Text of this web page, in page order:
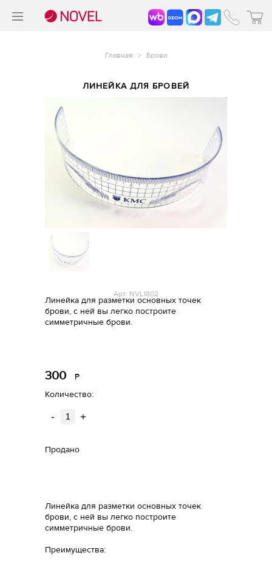
Главная > Брови
ЛИНЕЙКА ДЛЯ БРОВЕЙ
Арт: NVL1802
Линейка для разметки основных точек
брови, с ней вы легко построите
симметричные брови.
300 Р
Количество:
- +
Продано
Линейка для разметки основных точек
брови, с ней вы легко построите
симметричные брови.
Преимущества: